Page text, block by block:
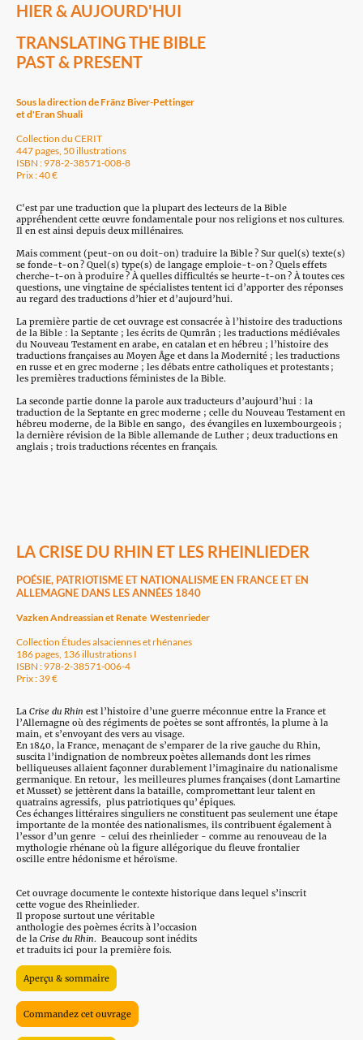
HIER & AUJOURD'HUI
TRANSLATING THE BIBLE
PAST & PRESENT
Sous la direction de Fränz Biver-Pettinger
et d'Eran Shuali
Collection du CERIT
447 pages, 50 illustrations
ISBN : 978-2-38571-008-8
Prix : 40 €
C'est par une traduction que la plupart des lecteurs de la Bible
appréhendent cette œuvre fondamentale pour nos religions et nos cultures.
Il en est ainsi depuis deux millénaires.
Mais comment (peut-on ou doit-on) traduire la Bible ? Sur quel(s) texte(s)
se fonde-t-on ? Quel(s) type(s) de langage emploie-t-on ? Quels effets
cherche-t-on à produire ? À quelles difficultés se heurte-t-on ? À toutes ces
questions, une vingtaine de spécialistes tentent ici d’apporter des réponses
au regard des traductions d’hier et d’aujourd’hui.
La première partie de cet ouvrage est consacrée à l’histoire des traductions
de la Bible : la Septante ; les écrits de Qumrân ; les traductions médiévales
du Nouveau Testament en arabe, en catalan et en hébreu ; l’histoire des
traductions françaises au Moyen Âge et dans la Modernité ; les traductions
en russe et en grec moderne ; les débats entre catholiques et protestants ;
les premières traductions féministes de la Bible.
La seconde partie donne la parole aux traducteurs d’aujourd’hui : la
traduction de la Septante en grec moderne ; celle du Nouveau Testament en
hébreu moderne, de la Bible en sango, des évangiles en luxembourgeois ;
la dernière révision de la Bible allemande de Luther ; deux traductions en
anglais ; trois traductions récentes en français.
LA CRISE DU RHIN ET LES RHEINLIEDER
POÉSIE, PATRIOTISME ET NATIONALISME EN FRANCE ET EN
ALLEMAGNE DANS LES ANNÉES 1840
Vazken Andreassian et Renate Westenrieder
Collection Études alsaciennes et rhénanes
186 pages, 136 illustrations I
ISBN : 978-2-38571-006-4
Prix : 39 €
La Crise du Rhin est l’histoire d’une guerre méconnue entre la France et
l’Allemagne où des régiments de poètes se sont affrontés, la plume à la
main, et s’envoyant des vers au visage.
En 1840, la France, menaçant de s’emparer de la rive gauche du Rhin,
suscita l’indignation de nombreux poètes allemands dont les rimes
belliqueuses allaient façonner durablement l’imaginaire du nationalisme
germanique. En retour, les meilleures plumes françaises (dont Lamartine
et Musset) se jettèrent dans la bataille, compromettant leur talent en
quatrains agressifs, plus patriotiques qu’ épiques.
Ces échanges littéraires singuliers ne constituent pas seulement une étape
importante de la montée des nationalismes, ils contribuent également à
l’essor d’un genre - celui des rheinlieder - comme au renouveau de la
mythologie rhénane où la figure allégorique du fleuve frontalier
oscille entre hédonisme et héroïsme.
Cet ouvrage documente le contexte historique dans lequel s’inscrit
cette vogue des Rheinlieder.
Il propose surtout une véritable
anthologie des poèmes écrits à l’occasion
de la Crise du Rhin. Beaucoup sont inédits
et traduits ici pour la première fois.
Aperçu & sommaire
Commandez cet ouvrage